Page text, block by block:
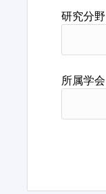
研究分野
所属学会